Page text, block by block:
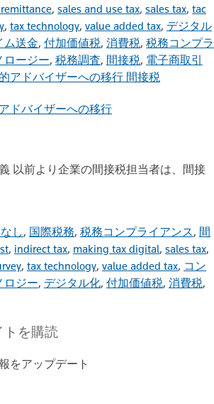
, sales and use tax, sales tax, tac
, tax technology, value added tax, デジタル
ム送金, 付加価値税, 消費税, 税務コンプラ
ロージー, 税務調査, 間接税, 電子商取引
間接税
ドバイザーへの移行
以前より企業の間接税担当者は、間接
し, 国際税務, 税務コンプライアンス, 間
, indirect tax, making tax digital, sales tax,
, tax technology, value added tax, コン
ロジー, デジタル化, 付加価値税, 消費税,
を購読
をアップデート